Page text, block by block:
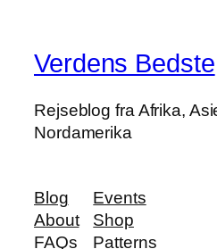
Verdens Bedste
Rejseblog fra Afrika,
Nordamerika
Blog
About
FAQs
Events
Shop
Patterns